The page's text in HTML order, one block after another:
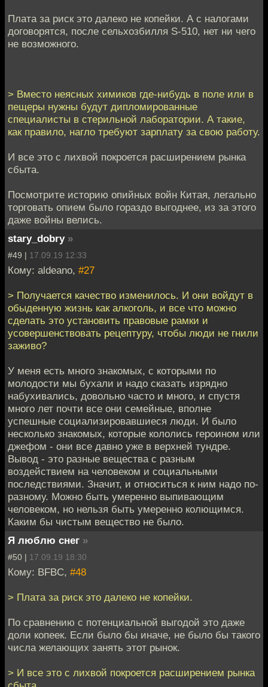
Плата за риск это далеко не копейки. А с налогами
договорятся, после сельхозбилля S-510, нет ни чего
не возможного.
> Вместо неясных химиков где-нибудь в поле или в
пещеры нужны будут дипломированные
специалисты в стерильной лаборатории. А такие,
как правило, нагло требуют зарплату за свою работу.
И все это с лихвой покроется расширением рынка
сбыта.
Посмотрите историю опийных войн Китая, легально
торговать опием было гораздо выгоднее, из за этого
даже войны велись.
stary_dobry »
#49 | 17.09.19 12:33
Кому: aldeano, #27
> Получается качество изменилось. И они войдут в
обыденную жизнь как алкоголь, и все что можно
сделать это установить правовые рамки и
усовершенствовать рецептуру, чтобы люди не гнили
заживо?
У меня есть много знакомых, с которыми по
молодости мы бухали и надо сказать изрядно
набухивались, довольно часто и много, и спустя
много лет почти все они семейные, вполне
успешные социализировавшиеся люди. И было
несколько знакомых, которые кололись героином или
джефом - они все давно уже в верхней тундре.
Вывод - это разные вещества с разным
воздействием на человеком и социальными
последствиями. Значит, и относиться к ним надо по-
разному. Можно быть умеренно выпивающим
человеком, но нельзя быть умеренно колющимся.
Каким бы чистым вещество не было.
Я люблю снег »
#50 | 17.09.19 18:30
Кому: BFBC, #48
> Плата за риск это далеко не копейки.
По сравнению с потенциальной выгодой это даже
доли копеек. Если было бы иначе, не было бы такого
числа желающих занять этот рынок.
> И все это с лихвой покроется расширением рынка